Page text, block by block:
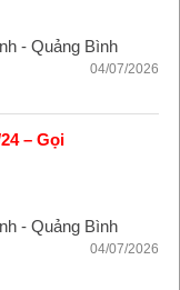
- Quảng Bình
04/07/2026
– Gọi
- Quảng Bình
04/07/2026